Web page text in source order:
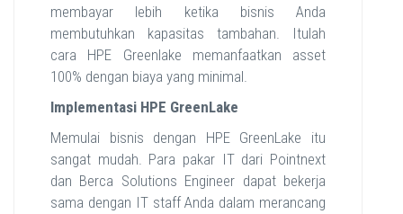
membayar lebih ketika bisnis Anda
membutuhkan kapasitas tambahan. Itulah
cara HPE Greenlake memanfaatkan asset
100% dengan biaya yang minimal.
Implementasi HPE GreenLake
Memulai bisnis dengan HPE GreenLake itu
sangat mudah. Para pakar IT dari Pointnext
dan Berca Solutions Engineer dapat bekerja
sama dengan IT staff Anda dalam merancang